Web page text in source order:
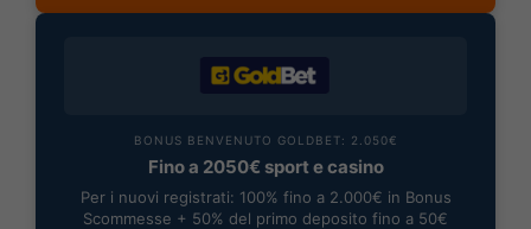
BONUS BENVENUTO GOLDBET: 2.050€
Fino a 2050€ sport e casino
Per i nuovi registrati: 100% fino a 2.000€ in Bonus
Scommesse + 50% del primo deposito fino a 50€